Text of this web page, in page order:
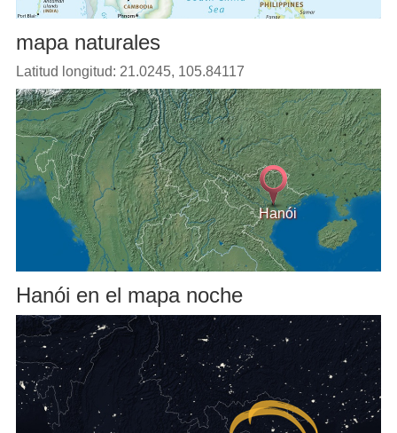
mapa naturales
Latitud longitud: 21.0245, 105.84117
Hanói
Hanói en el mapa noche